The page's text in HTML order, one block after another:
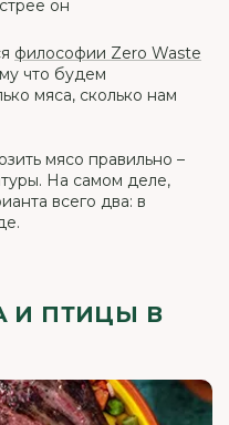
он
философии Zero Waste
что будем
мяса, сколько нам
мясо правильно –
На самом деле,
всего два: в
И ПТИЦЫ В